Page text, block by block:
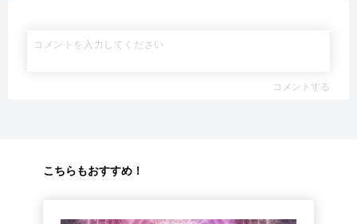
コメントする
こちらもおすすめ！